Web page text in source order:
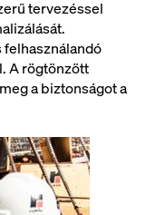
tervezéssel
A rögtönzött
a biztonságot a